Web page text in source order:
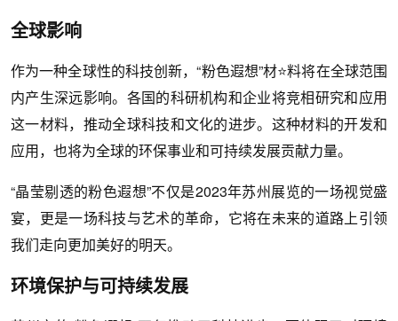
全球影响
作为一种全球性的科技创新，“粉色遐想”材⭐料将在全球范围
内产生深远影响。各国的科研机构和企业将竞相研究和应用
这一材料，推动全球科技和文化的进步。这种材料的开发和
应用，也将为全球的环保事业和可持续发展贡献力量。
“晶莹剔透的粉色遐想”不仅是2023年苏州展览的一场视觉盛
宴，更是一场科技与艺术的革命，它将在未来的道路上引领
我们走向更加美好的明天。
环境保护与可持续发展